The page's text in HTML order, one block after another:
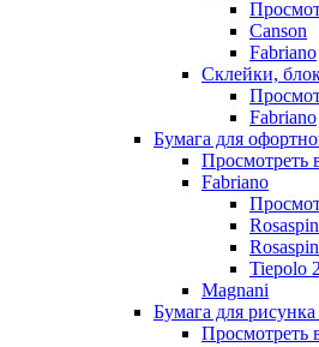
Canson
Fabriano
Склейки,
Fabriano
Бумага для
Просмотреть
Fabriano
Tiepolo
Magnani
Бумага для
Просмотреть